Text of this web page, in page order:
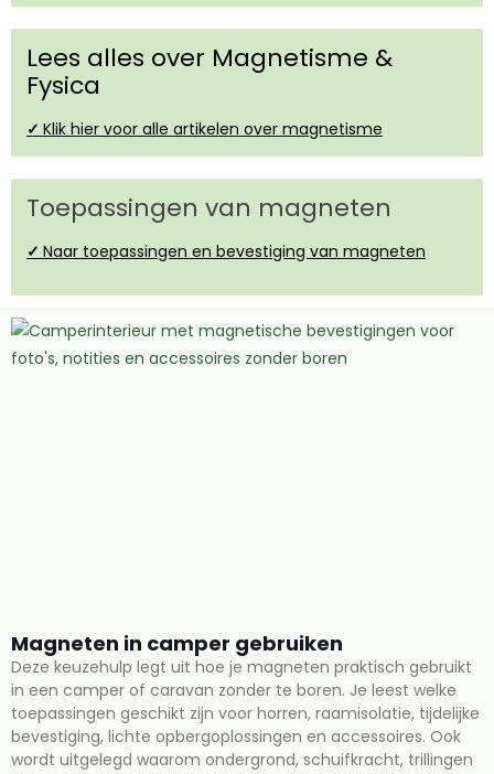
Lees alles over Magnetisme &
Fysica
✓ Klik hier voor alle artikelen over magnetisme
Toepassingen van magneten
✓ Naar toepassingen en bevestiging van magneten
Magneten in camper gebruiken
Deze keuzehulp legt uit hoe je magneten praktisch gebruikt
in een camper of caravan zonder te boren. Je leest welke
toepassingen geschikt zijn voor horren, raamisolatie, tijdelijke
bevestiging, lichte opbergoplossingen en accessoires. Ook
wordt uitgelegd waarom ondergrond, schuifkracht, trillingen